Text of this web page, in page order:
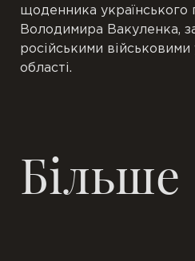
щоденника українського
Володимира Вакуленка,
російськими військовими
області.
Більше